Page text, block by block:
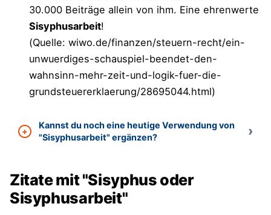
30.000 Beiträge allein von ihm. Eine ehrenwerte
Sisyphusarbeit!
(Quelle: wiwo.de/finanzen/steuern-recht/ein-
unwuerdiges-schauspiel-beendet-den-
wahnsinn-mehr-zeit-und-logik-fuer-die-
grundsteuererklaerung/28695044.html)
Kannst du noch eine heutige Verwendung von
"Sisyphusarbeit" ergänzen?
Zitate mit "Sisyphus oder
Sisyphusarbeit"